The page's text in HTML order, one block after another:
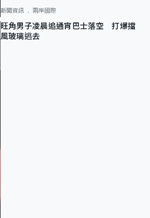
新聞資訊 兩岸國際
旺角男子凌晨追通宵巴士落空 打爆擋
風玻璃逃去